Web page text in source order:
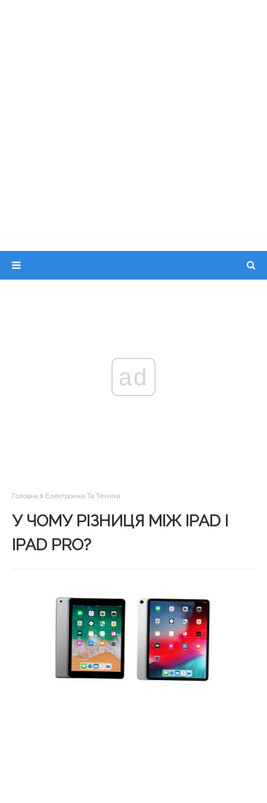
ad
Головна Електроніка Та Техніка
У ЧОМУ РІЗНИЦЯ МІЖ IPAD І
IPAD PRO?